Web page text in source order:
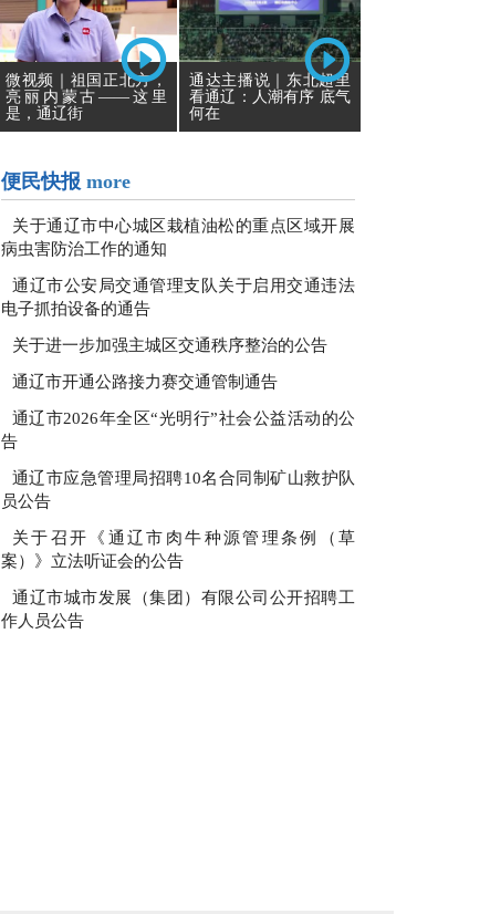
微视频｜祖国正北方，
亮丽内蒙古——这里
是，通辽街
通达主播说｜东北超里
看通辽：人潮有序 底气
何在
便民快报 more
关于通辽市中心城区栽植油松的重点区域开展
病虫害防治工作的通知
通辽市公安局交通管理支队关于启用交通违法
电子抓拍设备的通告
关于进一步加强主城区交通秩序整治的公告
通辽市开通公路接力赛交通管制通告
通辽市2026年全区“光明行”社会公益活动的公
告
通辽市应急管理局招聘10名合同制矿山救护队
员公告
关于召开《通辽市肉牛种源管理条例（草
案）》立法听证会的公告
通辽市城市发展（集团）有限公司公开招聘工
作人员公告